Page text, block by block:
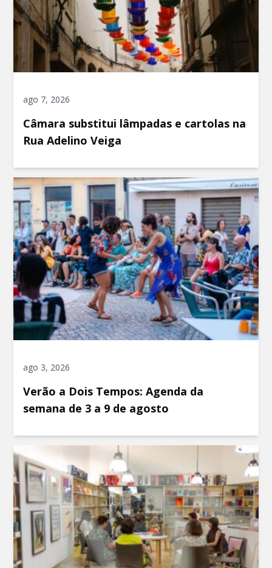
ago 7, 2026
Câmara substitui lâmpadas e cartolas na
Rua Adelino Veiga
ago 3, 2026
Verão a Dois Tempos: Agenda da
semana de 3 a 9 de agosto